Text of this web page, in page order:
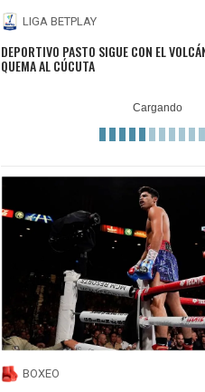
LIGA BETPLAY
DEPORTIVO PASTO SIGUE CON EL
QUEMA AL CÚCUTA
BOXEO